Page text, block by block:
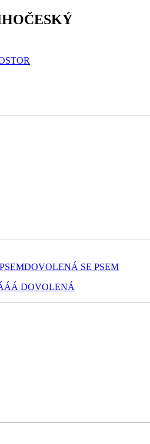
DOVOLENÁ SE PSEM
DOVOLENÁ